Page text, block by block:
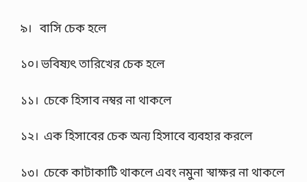
দ্যা
৯। বাসি চেক হলে
১০। ভবিষ্যৎ তারিখের চেক হলে
১১। চেকে হিসাব নম্বর না থাকলে
১২। এক হিসাবের চেক অন্য হিসাবে ব্যবহার করলে
১৩। চেকে কাটাকাটি থাকলে এবং নমুনা স্বাক্ষর না থাকলে